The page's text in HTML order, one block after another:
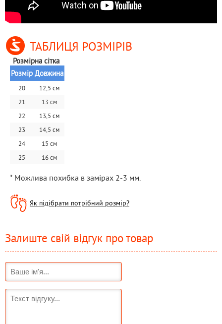
ТАБЛИЦЯ РОЗМІРІВ
Розмірна сітка
Розмір Довжина
20
12,5 см
21
13 см
22
13,5 см
23
14,5 см
24
15 см
25
16 см
* Можлива похибка в замірах 2-3 мм.
Як підібрати потрібний розмір?
Залиште свій відгук про товар